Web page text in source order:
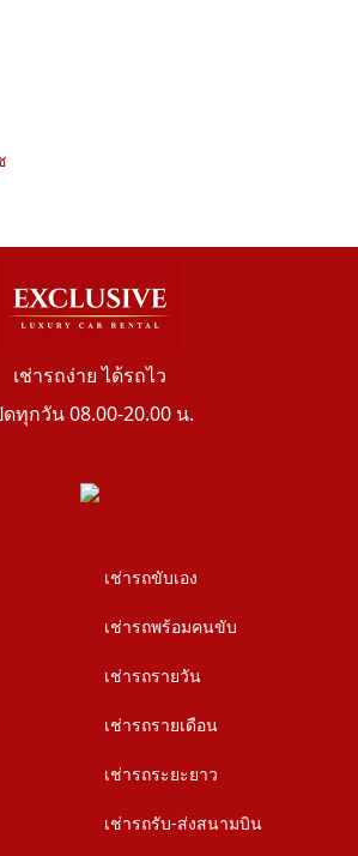
เช่ารถง่าย ได้รถไว
ดทุกวัน 08.00-20.00 น.
เช่ารถขับเอง
เช่ารถพร้อมคนขับ
เช่ารถรายวัน
เช่ารถรายเดือน
เช่ารถระยะยาว
เช่ารถรับ-ส่งสนามบิน